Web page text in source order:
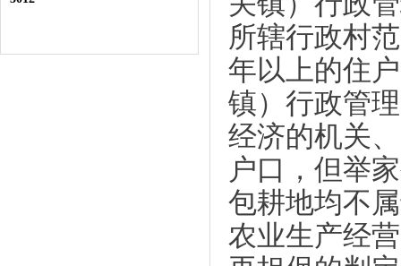
所辖行政村
年以上的住
镇）行政管
经济的机关
户口，但举
包耕地均不
农业生产经